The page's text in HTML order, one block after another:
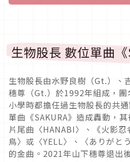
生物股長 數位單曲《
生物股長由水野良樹（Gt.）、
穗尊（Gt.）於1992年組成，
小學時都擔任過生物股長的共
單曲《SAKURA》造成轟動，其
片尾曲〈HANABI〉、《火影
鳥〉或〈YELL〉、〈ありがと
的金曲。2021年山下穗尊退出